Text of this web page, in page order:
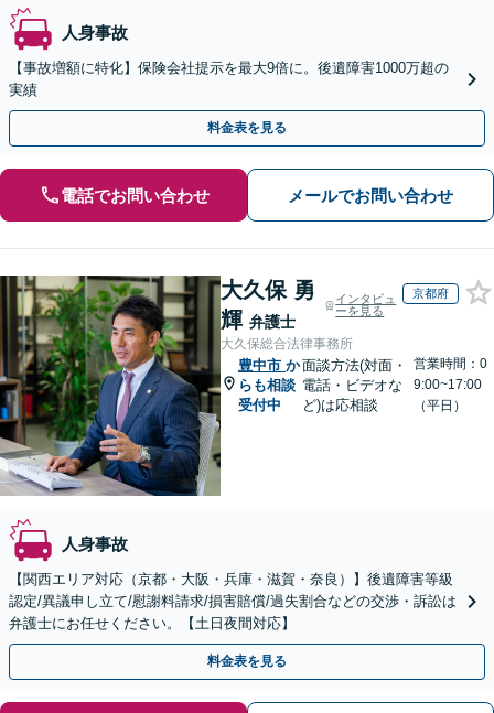
人身事故
【事故増額に特化】保険会社提示を最大9倍に。後遺障害1000万超の
実績
料金表を見る
電話でお問い合わせ メールでお問い合わせ
大久保 勇
輝 弁護士
インタビュ
ーを見る
京都府
大久保総合法律事務所
豊中市 か
らも相談
受付中
面談方法(対面・
電話・ビデオな
ど)は応相談
営業時間：0
9:00~17:00
（平日）
人身事故
【関西エリア対応（京都・大阪・兵庫・滋賀・奈良）】後遺障害等級
認定/異議申し立て/慰謝料請求/損害賠償/過失割合などの交渉・訴訟は
弁護士にお任せください。【土日夜間対応】
料金表を見る